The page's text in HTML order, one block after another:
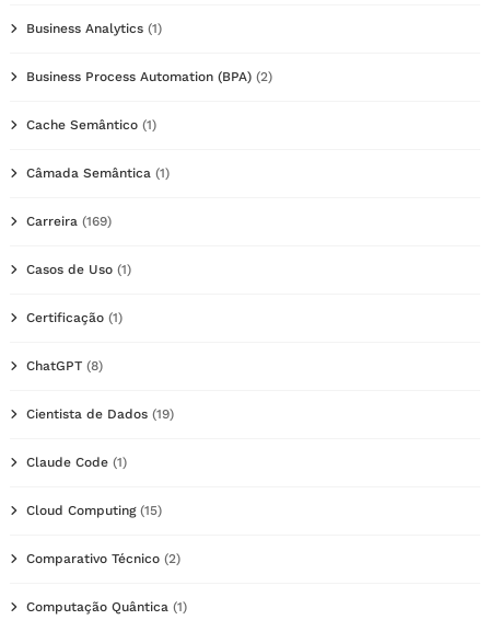
Business Analytics (1)
Business Process Automation (BPA) (2)
Cache Semântico (1)
Câmada Semântica (1)
Carreira (169)
Casos de Uso (1)
Certificação (1)
ChatGPT (8)
Cientista de Dados (19)
Claude Code (1)
Cloud Computing(15)
Comparativo Técnico (2)
Computação Quântica (1)